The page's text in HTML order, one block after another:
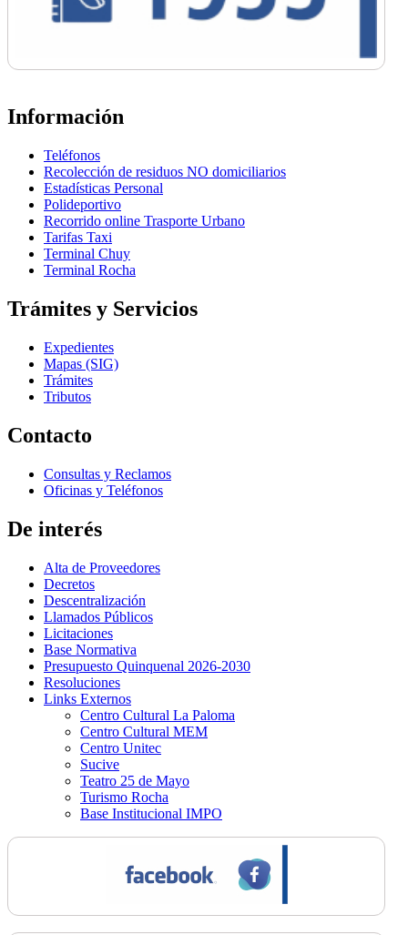
Información
Teléfonos
Recolección de residuos NO domiciliarios
Estadísticas Personal
Polideportivo
Recorrido online Trasporte Urbano
Tarifas Taxi
Terminal Chuy
Terminal Rocha
Trámites y Servicios
Expedientes
Mapas (SIG)
Trámites
Tributos
Contacto
Consultas y Reclamos
Oficinas y Teléfonos
De interés
Alta de Proveedores
Decretos
Descentralización
Llamados Públicos
Licitaciones
Base Normativa
Presupuesto Quinquenal 2026-2030
Resoluciones
Links Externos
Centro Cultural La Paloma
Centro Cultural MEM
Centro Unitec
Sucive
Teatro 25 de Mayo
Turismo Rocha
Base Institucional IMPO